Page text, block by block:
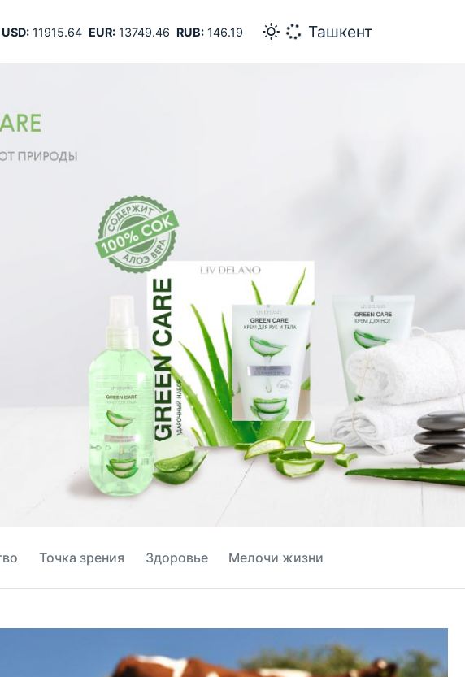
USD:11915.64 EUR:13749.46 RUB:146.19 24 Самарканд
Точка зрения Здоровье Мелочи жизни